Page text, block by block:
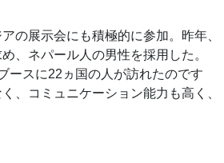
の展示会にも積極的に参加。昨年、
、ネパール人の男性を採用した。
ースに22ヵ国の人が訪れたのです
、コミュニケーション能力も高く、